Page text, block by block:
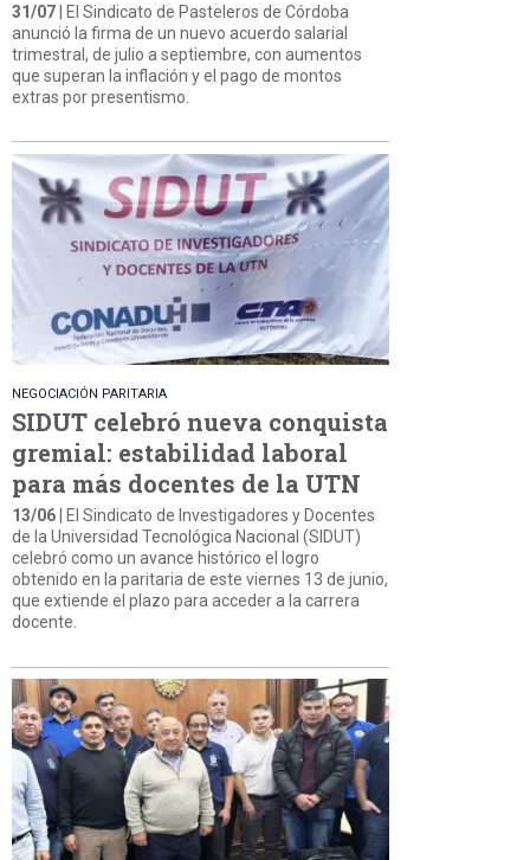
31/07| El Sindicato de Pasteleros de Córdoba
anunció la firma de un nuevo acuerdo salarial
trimestral, de julio a septiembre, con aumentos
que superan la inflación y el pago de montos
extras por presentismo.
NEGOCIACIÓN PARITARIA
SIDUT celebró nueva conquista
gremial: estabilidad laboral
para más docentes de la UTN
13/06 | El Sindicato de Investigadores y Docentes
de la Universidad Tecnológica Nacional (SIDUT)
celebró como un avance histórico el logro
obtenido en la paritaria de este viernes 13 de junio,
que extiende el plazo para acceder a la carrera
docente.